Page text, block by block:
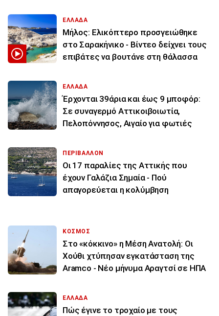
ΕΛΛΑΔΑ
Μήλος: Ελικόπτερο προσγειώθηκε
στο Σαρακήνικο - Βίντεο δείχνει τους
επιβάτες να βουτάνε στη θάλασσα
ΕΛΛΑΔΑ
Έρχονται 39άρια και έως 9 μποφόρ:
Σε συναγερμό Αττικοιβοιωτία,
Πελοπόννησος, Αιγαίο για φωτιές
ΠΕΡΙΒΑΛΛΟΝ
Οι 17 παραλίες της Αττικής που
έχουν Γαλάζια Σημαία - Πού
απαγορεύεται η κολύμβηση
ΚΟΣΜΟΣ
Στο «κόκκινο» η Μέση Ανατολή: Οι
Χούθι χτύπησαν εγκατάσταση της
Aramco - Νέο μήνυμα Αραγτσί σε ΗΠΑ
ΕΛΛΑΔΑ
Πώς έγινε το τροχαίο με τους